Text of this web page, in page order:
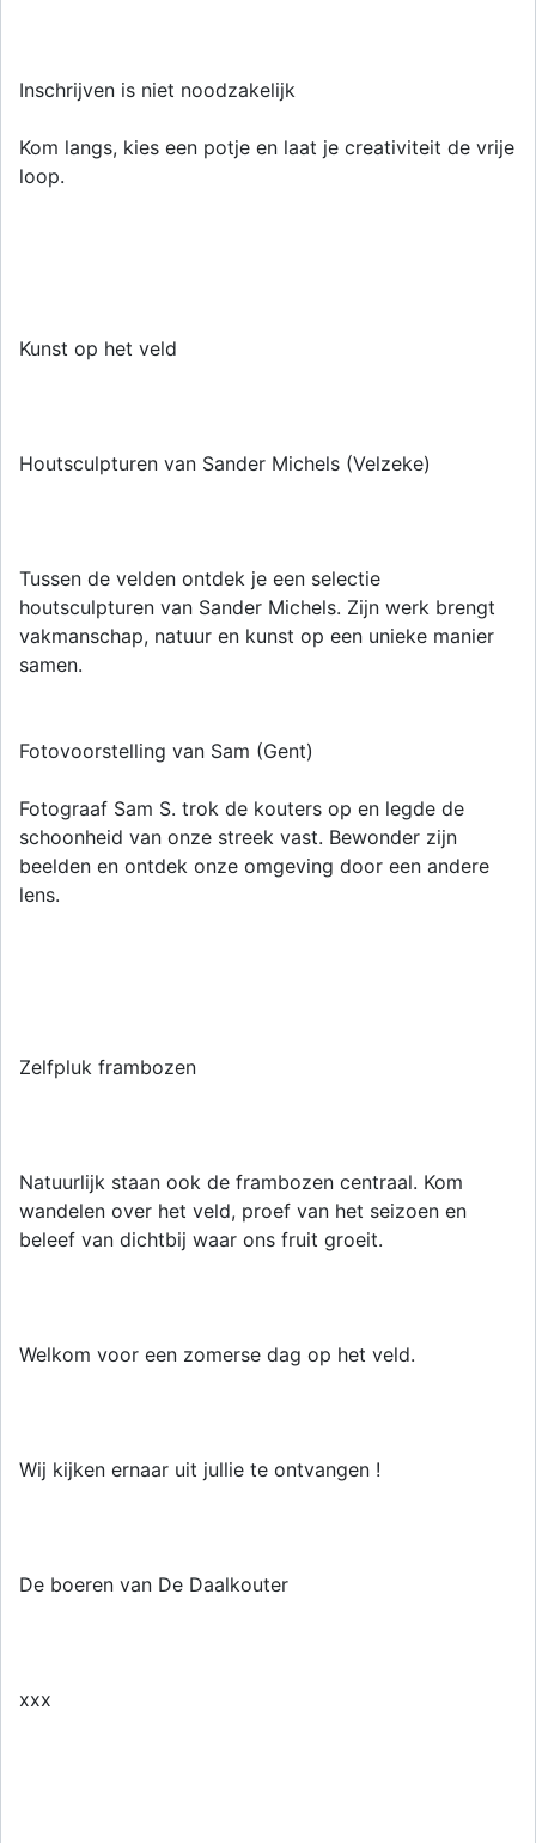
Inschrijven is niet noodzakelijk
Kom langs, kies een potje en laat je creativiteit de vrije
loop.
Kunst op het veld
Houtsculpturen van Sander Michels (Velzeke)
Tussen de velden ontdek je een selectie
houtsculpturen van Sander Michels. Zijn werk brengt
vakmanschap, natuur en kunst op een unieke manier
samen.
Fotovoorstelling van Sam (Gent)
Fotograaf Sam S. trok de kouters op en legde de
schoonheid van onze streek vast. Bewonder zijn
beelden en ontdek onze omgeving door een andere
lens.
Zelfpluk frambozen
Natuurlijk staan ook de frambozen centraal. Kom
wandelen over het veld, proef van het seizoen en
beleef van dichtbij waar ons fruit groeit.
Welkom voor een zomerse dag op het veld.
Wij kijken ernaar uit jullie te ontvangen !
De boeren van De Daalkouter
xxx